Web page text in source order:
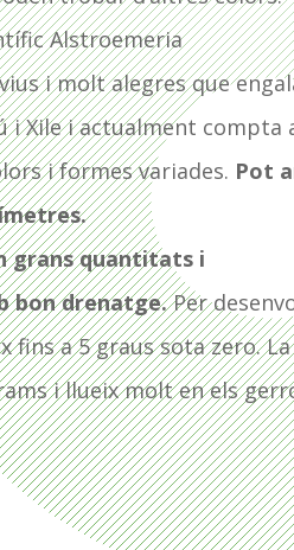
Alstroemeria
i molt alegres que
i Xile i actualment compta
i formes variades. Pot
grans quantitats i
bon drenatge.Per
fins a 5 graus sota zero.
i llueix molt en els